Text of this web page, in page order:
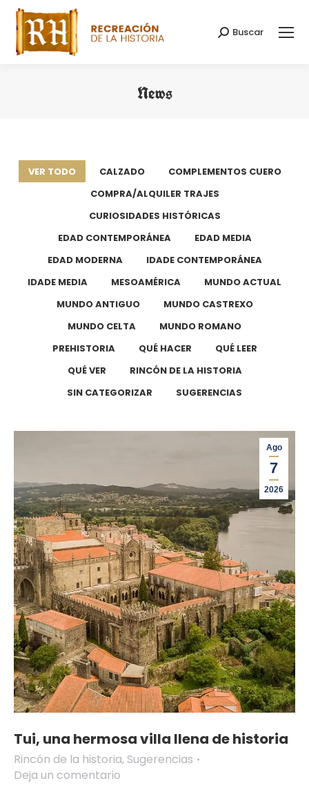
Buscar:
Buscar
News
VER TODO CALZADO
COMPLEMENTOS CUERO
COMPRA/ALQUILER TRAJES
CURIOSIDADES HISTÓRICAS
EDAD CONTEMPORÁNEA
EDAD MEDIA
EDAD MODERNA
IDADE CONTEMPORÁNEA
IDADE MEDIA
MESOAMÉRICA
MUNDO ACTUAL
MUNDO ANTIGUO
MUNDO CASTREXO
MUNDO CELTA
MUNDO ROMANO
PREHISTORIA
QUÉ HACER
QUÉ LEER
QUÉ VER
RINCÓN DE LA HISTORIA
SIN CATEGORIZAR
SUGERENCIAS
Ago
7
2026
Tui, una hermosa villa llena de historia
Rincón de la historia, Sugerencias
Deja un comentario